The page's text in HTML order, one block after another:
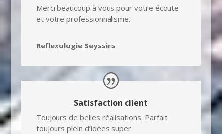
Merci beaucoup à vous pour votre écoute
et votre professionnalisme.
Reflexologie Seyssins
Satisfaction client
Toujours de belles réalisations. Parfait
toujours plein d’idées super.